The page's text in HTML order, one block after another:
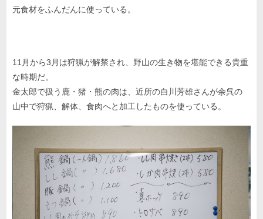
元食材をふんだんに使っている。
11月から3月は狩猟が解禁され、野山の生き物を堪能できる貴重
な時期だ。
金太郎で扱う鹿・猪・熊の肉は、近所の白川芳雄さんが余呉の
山中で狩猟、解体、食肉へと加工したものを使っている。